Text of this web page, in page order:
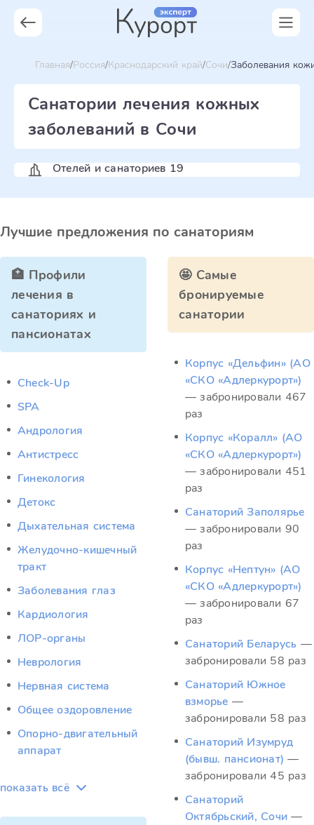
Главная Россия Краснодарский край Сочи Заболевания
Санатории лечения кожных
заболеваний в Сочи
Отелей и санаториев 19
Лучшие предложения по санаториям
🏥 Профили
лечения в
санаториях и
пансионатах
Check-Up
SPA
Андрология
Антистресс
Гинекология
Детокс
Дыхательная система
Желудочно-кишечный
тракт
Заболевания глаз
Кардиология
ЛОР-органы
Неврология
Нервная система
Общее оздоровление
Опорно-двигательный
аппарат
показать всё
🤩 Самые
бронируемые
санатории
Корпус «Дельфин» (АО
«СКО «Адлеркурорт»)
— забронировали 467
раз
Корпус «Коралл» (АО
«СКО «Адлеркурорт»)
— забронировали 451
раз
Санаторий Заполярье
— забронировали 90
раз
Корпус «Нептун» (АО
«СКО «Адлеркурорт»)
— забронировали 67
раз
Санаторий Беларусь —
забронировали 58 раз
Санаторий Южное
взморье —
забронировали 58 раз
Санаторий Изумруд
(бывш. пансионат) —
забронировали 45 раз
Санаторий
Октябрьский, Сочи —